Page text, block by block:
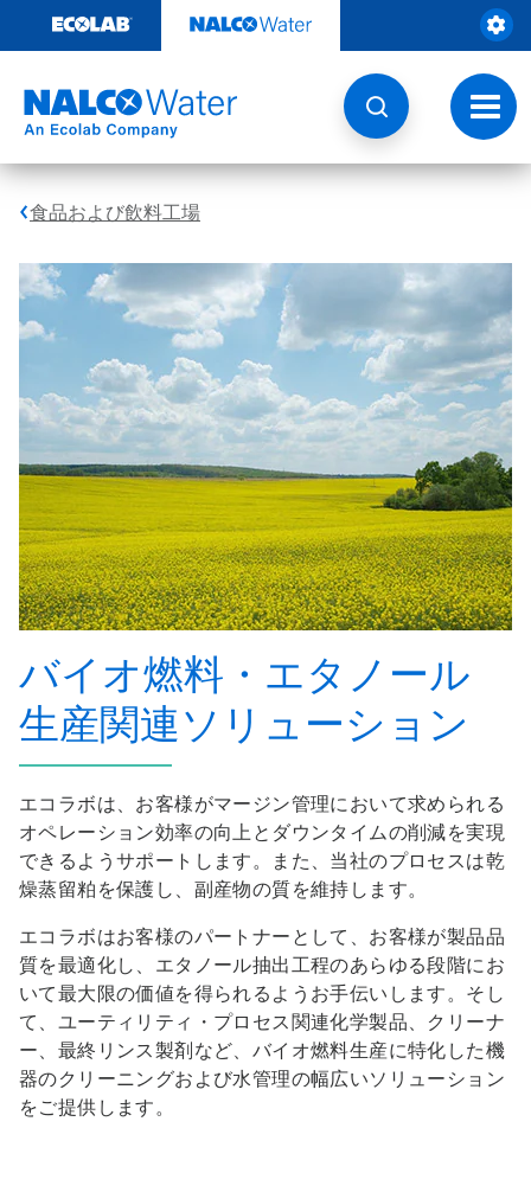
テ
る
ト
グ
ル
ナ
食品および飲料工場
バイオ燃料・エタノール
生産関連ソリューション
エコラボは、お客様がマージン管理において求められる
オペレーション効率の向上とダウンタイムの削減を実現
できるようサポートします。また、当社のプロセスは乾
燥蒸留粕を保護し、副産物の質を維持します。
エコラボはお客様のパートナーとして、お客様が製品品
質を最適化し、エタノール抽出工程のあらゆる段階にお
いて最大限の価値を得られるようお手伝いします。そし
て、ユーティリティ・プロセス関連化学製品、クリーナ
ー、最終リンス製剤など、バイオ燃料生産に特化した機
器のクリーニングおよび水管理の幅広いソリューション
をご提供します。